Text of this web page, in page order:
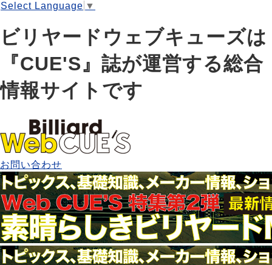
Select Language ▼
ビリヤードウェブキューズは
『CUE'S』誌が運営する総合
情報サイトです
お問い合わせ